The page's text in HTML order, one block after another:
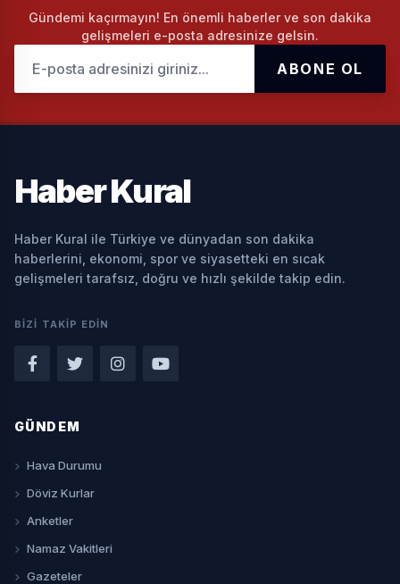
Gündemi kaçırmayın! En önemli haberler ve son dakika
gelişmeleri e-posta adresinize gelsin.
ABONE OL
HaberKural
Haber Kural ile Türkiye ve dünyadan son dakika
haberlerini, ekonomi, spor ve siyasetteki en sıcak
gelişmeleri tarafsız, doğru ve hızlı şekilde takip edin.
BIZI TAKIP EDIN
GÜNDEM
Hava Durumu
Döviz Kurlar
Anketler
Namaz Vakitleri
Gazeteler